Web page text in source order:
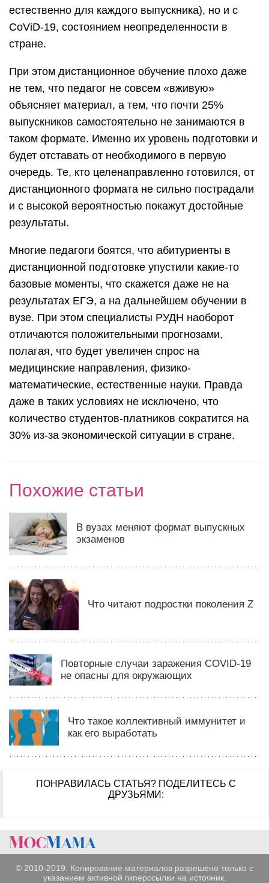
естественно для каждого выпускника), но и с
CoViD-19, состоянием неопределенности в
стране.
При этом дистанционное обучение плохо даже
не тем, что педагог не совсем «вживую»
объясняет материал, а тем, что почти 25%
выпускников самостоятельно не занимаются в
таком формате. Именно их уровень подготовки и
будет отставать от необходимого в первую
очередь. Те, кто целенаправленно готовился, от
дистанционного формата не сильно пострадали
и с высокой вероятностью покажут достойные
результаты.
Многие педагоги боятся, что абитуриенты в
дистанционной подготовке упустили какие-то
базовые моменты, что скажется даже не на
результатах ЕГЭ, а на дальнейшем обучении в
вузе. При этом специалисты РУДН наоборот
отличаются положительными прогнозами,
полагая, что будет увеличен спрос на
медицинские направления, физико-
математические, естественные науки. Правда
даже в таких условиях не исключено, что
количество студентов-платников сократится на
30% из-за экономической ситуации в стране.
Похожие статьи
В вузах меняют формат выпускных
экзаменов
Что читают подростки поколения Z
Повторные случаи заражения COVID-19
не опасны для окружающих
Что такое коллективный иммунитет и
как его выработать
ПОНРАВИЛАСЬ СТАТЬЯ? ПОДЕЛИТЕСЬ С
ДРУЗЬЯМИ:
© 2010-2019. Копирование материалов разрешено только с
указанием активной гиперссылки на источник.